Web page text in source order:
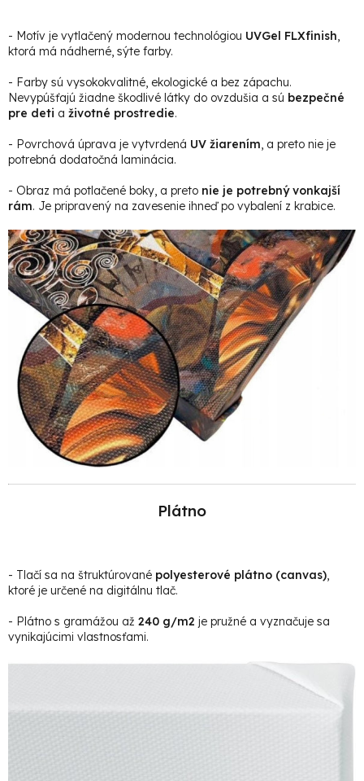
- Motív je vytlačený modernou technológiou UVGel FLXfinish,
ktorá má nádherné, sýte farby.
- Farby sú vysokokvalitné, ekologické a bez zápachu.
Nevypúšťajú žiadne škodlivé látky do ovzdušia a sú bezpečné
pre deti a životné prostredie.
- Povrchová úprava je vytvrdená UV žiarením, a preto nie je
potrebná dodatočná laminácia.
- Obraz má potlačené boky, a preto nie je potrebný vonkajší
rám. Je pripravený na zavesenie ihneď po vybalení z krabice.
Plátno
- Tlačí sa na štruktúrované polyesterové plátno (canvas),
ktoré je určené na digitálnu tlač.
- Plátno s gramážou až 240 g/m2 je pružné a vyznačuje sa
vynikajúcimi vlastnosťami.